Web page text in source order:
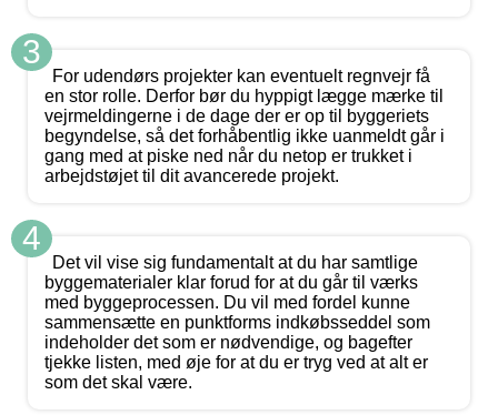
3
For udendørs projekter kan eventuelt regnvejr få
en stor rolle. Derfor bør du hyppigt lægge mærke til
vejrmeldingerne i de dage der er op til byggeriets
begyndelse, så det forhåbentlig ikke uanmeldt går i
gang med at piske ned når du netop er trukket i
arbejdstøjet til dit avancerede projekt.
4
Det vil vise sig fundamentalt at du har samtlige
byggematerialer klar forud for at du går til værks
med byggeprocessen. Du vil med fordel kunne
sammensætte en punktforms indkøbsseddel som
indeholder det som er nødvendige, og bagefter
tjekke listen, med øje for at du er tryg ved at alt er
som det skal være.